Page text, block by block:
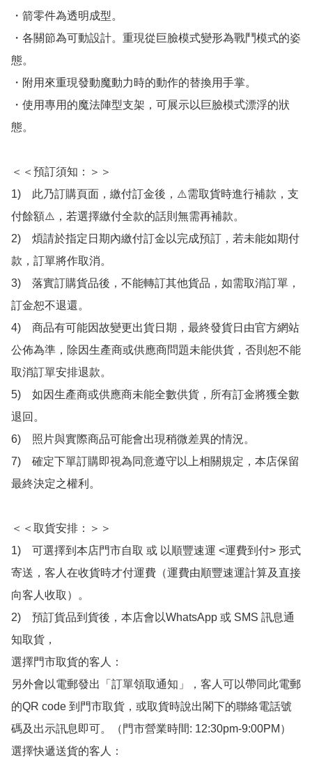
・箭零件為透明成型。
・各關節為可動設計。重現從巨臉模式變形為戰鬥模式的姿
態。
・附用來重現發動魔動力時的動作的替換用手掌。
・使用專用的魔法陣型支架，可展示以巨臉模式漂浮的狀
態。
＜＜預訂須知：＞＞
1)　此乃訂購頁面，繳付訂金後，⚠️需取貨時進行補款，支
付餘額⚠️，若選擇繳付全款的話則無需再補款。
2)　煩請於指定日期內繳付訂金以完成預訂，若未能如期付
款，訂單將作取消。
3)　落實訂購貨品後，不能轉訂其他貨品，如需取消訂單，
訂金恕不退還。
4)　商品有可能因故變更出貨日期，最終發貨日由官方網站
公佈為準，除因生產商或供應商問題未能供貨，否則恕不能
取消訂單安排退款。
5)　如因生產商或供應商未能全數供貨，所有訂金將獲全數
退回。
6)　照片與實際商品可能會出現稍微差異的情況。
7)　確定下單訂購即視為同意遵守以上相關規定，本店保留
最終決定之權利。
＜＜取貨安排：＞＞
1)　可選擇到本店門市自取 或 以順豐速運 <運費到付> 形式
寄送，客人在收貨時才付運費（運費由順豐速運計算及直接
向客人收取）。
2)　預訂貨品到貨後，本店會以WhatsApp 或 SMS 訊息通
知取貨，
選擇門市取貨的客人：
另外會以電郵發出「訂單領取通知」，客人可以帶同此電郵
的QR code 到門市取貨，或取貨時說出閣下的聯絡電話號
碼及出示訊息即可。（門市營業時間: 12:30pm-9:00PM）
選擇快遞送貨的客人：